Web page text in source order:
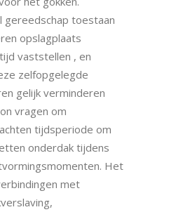
gereedschap toestaan
opslagplaats
vaststellen , en
zelfopgelegde
gelijk verminderen
vragen om
tijdsperiode om
onderdak tijdens
Het
met